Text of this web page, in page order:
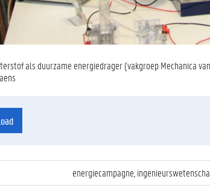
als duurzame energiedrager (vakgroep Mechanica
energiecampagne,